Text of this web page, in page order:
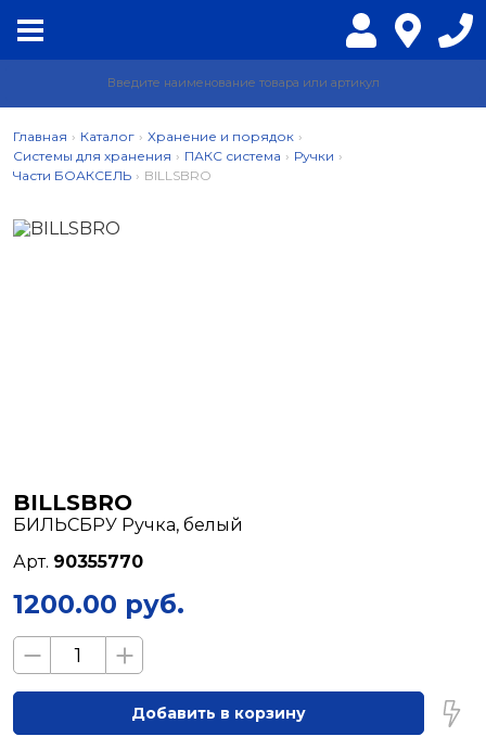
Главная › Каталог › Хранение и порядок ›
Системы для хранения › ПАКС система › Ручки ›
Части БОАКСЕЛЬ › BILLSBRO
BILLSBRO
БИЛЬСБРУ Ручка, белый
Арт. 90355770
1200.00 руб.
Добавить в корзину